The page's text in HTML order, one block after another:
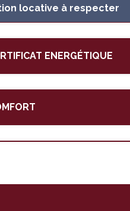
locative à respecter
ENERGÉTIQUE